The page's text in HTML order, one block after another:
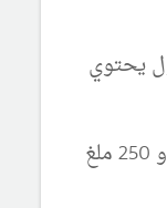
يحتوي
400 ملغ من مادة باراسيتامول و 250 ملغ